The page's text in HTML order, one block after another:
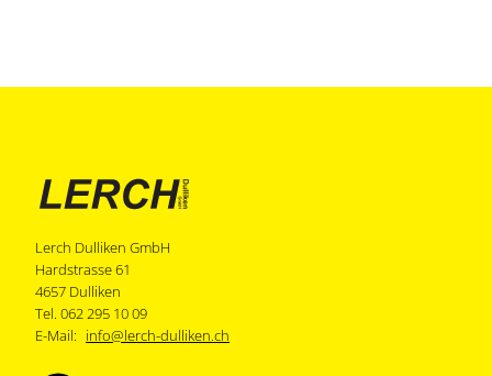
Lerch Dulliken GmbH
Hardstrasse 61
4657 Dulliken
Tel. 062 295 10 09
E-Mail: info@lerch-dulliken.ch